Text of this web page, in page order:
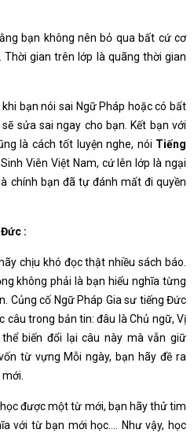
bạn không nên bỏ qua bất cứ cơ
gian trên lớp là quãng thời gian
bạn nói sai Ngữ Pháp hoặc có bất
sửa sai ngay cho bạn. Kết bạn với
là cách tốt luyện nghe, nói Tiếng
Viên Việt Nam, cứ lên lớp là ngại
chính bạn đã tự đánh mất đi quyền
:
chịu khó đọc thật nhiều sách báo.
không phải là bạn hiểu nghĩa từng
Củng cố Ngữ Pháp Gia sư tiếng Đức
câu trong bản tin: đâu là Chủ ngữ, Vị
biến đổi lại câu này mà vẫn giữ
từ vựng Mỗi ngày, bạn hãy đề ra
được một từ mới, bạn hãy thử tim
với từ bạn mới học…. Như vậy, học